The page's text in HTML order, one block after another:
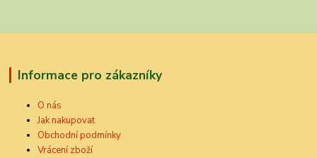
Informace pro zákazníky
O nás
Jak nakupovat
Obchodní podmínky
Vrácení zboží